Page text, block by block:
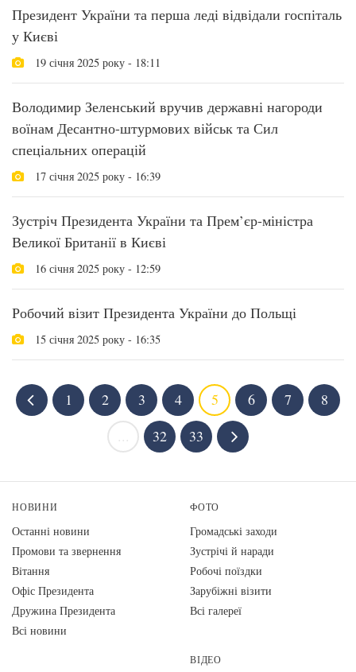
Президент України та перша леді відвідали госпіталь
у Києві
19 січня 2025 року - 18:11
Володимир Зеленський вручив державні нагороди
воїнам Десантно-штурмових військ та Сил
спеціальних операцій
17 січня 2025 року - 16:39
Зустріч Президента України та Прем’єр-міністра
Великої Британії в Києві
16 січня 2025 року - 12:59
Робочий візит Президента України до Польщі
15 січня 2025 року - 16:35
1 2 3 4 5 6 7
8
32 33
НОВИНИ
Останні новини
Промови та звернення
Вiтання
Офіс Президента
Дружина Президента
Всі новини
ФОТО
Громадські заходи
Зустрічі й наради
Робочі поїздки
Зарубіжні візити
Всі галереї
ВІДЕО